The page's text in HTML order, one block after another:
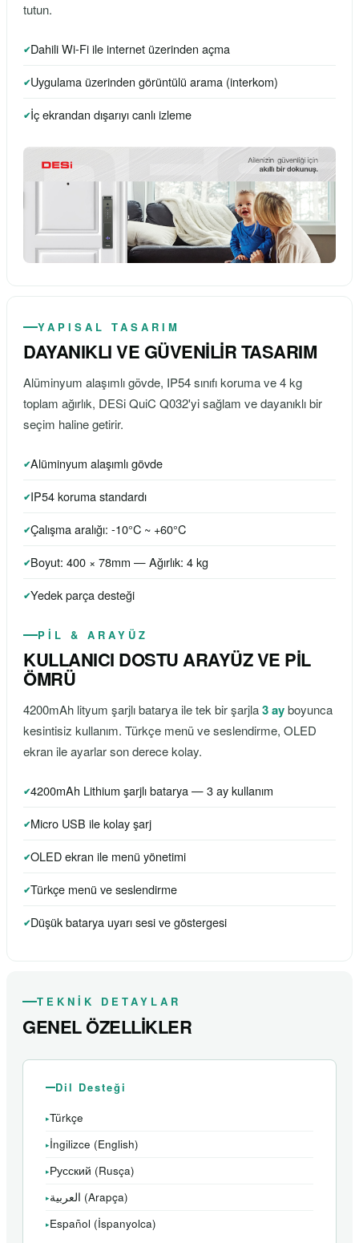
tutun.
Dahili Wi-Fi ile internet üzerinden açma
Uygulama üzerinden görüntülü arama (interkom)
İç ekrandan dışarıyı canlı izleme
YAPISAL TASARIM
DAYANIKLI VE GÜVENİLİR TASARIM
Alüminyum alaşımlı gövde, IP54 sınıfı koruma ve 4 kg
toplam ağırlık, DESi QuiC Q032'yi sağlam ve dayanıklı bir
seçim haline getirir.
Alüminyum alaşımlı gövde
IP54 koruma standardı
Çalışma aralığı: -10°C ~ +60°C
Boyut: 400 × 78mm — Ağırlık: 4 kg
Yedek parça desteği
PİL & ARAYÜZ
KULLANICI DOSTU ARAYÜZ VE PİL
ÖMRÜ
4200mAh lityum şarjlı batarya ile tek bir şarjla3 ayboyunca
kesintisiz kullanım. Türkçe menü ve seslendirme, OLED
ekran ile ayarlar son derece kolay.
4200mAh Lithium şarjlı batarya — 3 ay kullanım
Micro USB ile kolay şarj
OLED ekran ile menü yönetimi
Türkçe menü ve seslendirme
Düşük batarya uyarı sesi ve göstergesi
TEKNİK DETAYLAR
GENEL ÖZELLİKLER
Dil Desteği
Türkçe
İngilizce (English)
Русский (Rusça)
العربية (Arapça)
Español (İspanyolca)